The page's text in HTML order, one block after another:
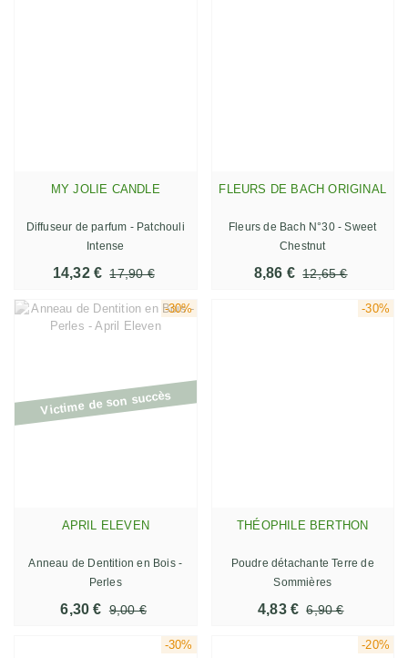
MY JOLIE CANDLE
Diffuseur de parfum - Patchouli
Intense
14,32 € 17,90 €
FLEURS DE BACH ORIGINAL
Fleurs de Bach N°30 - Sweet
Chestnut
8,86 € 12,65 €
-30%
Victime de son succès
APRIL ELEVEN
Anneau de Dentition en Bois -
Perles
6,30 € 9,00 €
-30%
THÉOPHILE BERTHON
Poudre détachante Terre de
Sommières
4,83 € 6,90 €
-30% -20%